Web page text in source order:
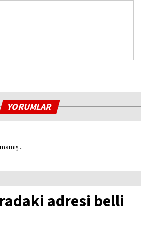
YORUMLAR
adresi belli